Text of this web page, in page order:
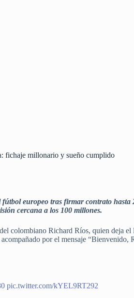
fichaje millonario y sueño cumplido
europeo tras firmar contrato
cercana a los 100 millones.
colombiano Richard Ríos, quien deja el
por el mensaje
pic.twitter.com/kYEL9RT292